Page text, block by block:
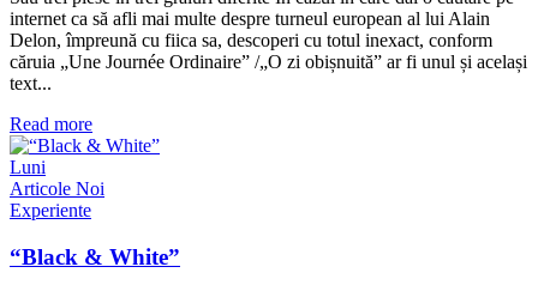
internet ca să afli mai multe despre turneul european al lui Alain
Delon, împreună cu fiica sa, descoperi cu totul inexact, conform
căruia „Une Journée Ordinaire” /„O zi obișnuită” ar fi unul și același
text...
Read more
Luni
Articole Noi
Experiente
“Black & White”